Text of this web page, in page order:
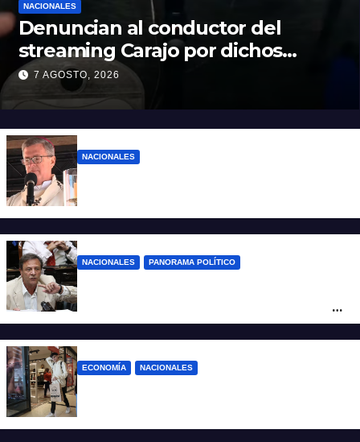
NACIONALES
Denuncian al conductor del
streaming Carajo por dichos
discriminatorios
7 AGOSTO, 2026
NACIONALES
NACIONALES PANORAMA POLÍTICO
Sturzenegger: “Se cree que somos títeres
o estúpidos”
ECONOMÍA NACIONALES